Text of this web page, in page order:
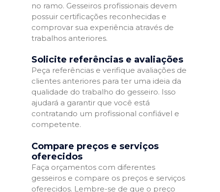
no ramo. Gesseiros profissionais devem
possuir certificações reconhecidas e
comprovar sua experiência através de
trabalhos anteriores.
Solicite referências e avaliações
Peça referências e verifique avaliações de
clientes anteriores para ter uma ideia da
qualidade do trabalho do gesseiro. Isso
ajudará a garantir que você está
contratando um profissional confiável e
competente.
Compare preços e serviços
oferecidos
Faça orçamentos com diferentes
gesseiros e compare os preços e serviços
oferecidos. Lembre-se de que o preço